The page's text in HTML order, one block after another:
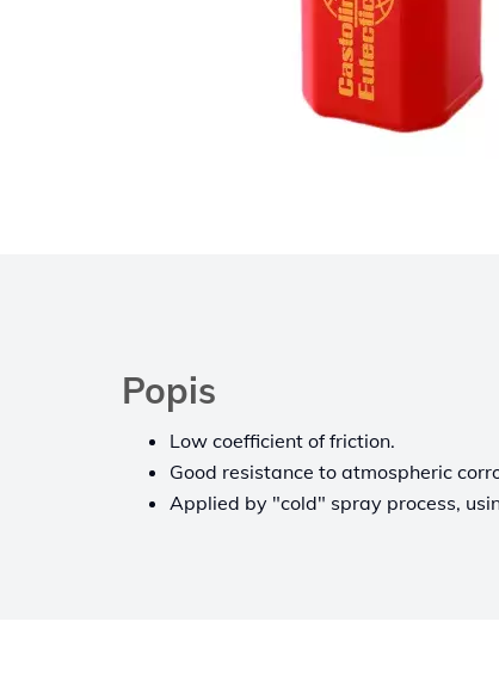
Popis
Low coefficient of friction.
Good resistance to atmospheric
Applied by "cold" spray process,